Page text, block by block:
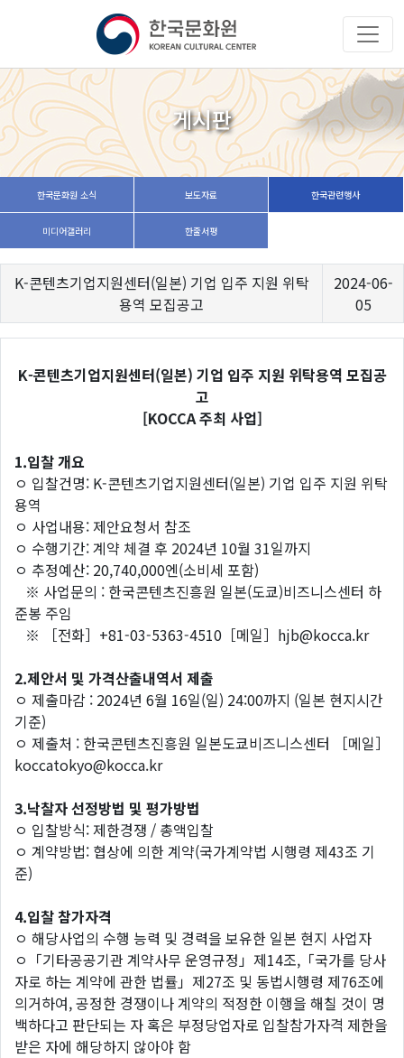
게시판
한국문화원 소식 보도자료 한국관련행사
미디어갤러리 한줄서평
K-콘텐츠기업지원센터(일본) 기업 입주 지원 위탁
용역 모집공고
2024-06-
05
K-콘텐츠기업지원센터(일본) 기업 입주 지원 위탁용역 모집공
고
[KOCCA 주최 사업]
1.입찰 개요
ㅇ 입찰건명: K-콘텐츠기업지원센터(일본) 기업 입주 지원 위탁
용역
ㅇ 사업내용: 제안요청서 참조
ㅇ 수행기간: 계약 체결 후 2024년 10월 31일까지
ㅇ 추정예산: 20,740,000엔(소비세 포함)
※ 사업문의 : 한국콘텐츠진흥원 일본(도쿄)비즈니스센터 하
준봉 주임
※ ［전화］+81-03-5363-4510［메일］hjb@kocca.kr
2.제안서 및 가격산출내역서 제출
ㅇ 제출마감 : 2024년 6월 16일(일) 24:00까지 (일본 현지시간
기준)
ㅇ 제출처 : 한국콘텐츠진흥원 일본도쿄비즈니스센터 ［메일］
koccatokyo@kocca.kr
3.낙찰자 선정방법 및 평가방법
ㅇ 입찰방식: 제한경쟁 / 총액입찰
ㅇ 계약방법: 협상에 의한 계약(국가계약법 시행령 제43조 기
준)
4.입찰 참가자격
ㅇ 해당사업의 수행 능력 및 경력을 보유한 일본 현지 사업자
ㅇ「기타공공기관 계약사무 운영규정」제14조,「국가를 당사
자로 하는 계약에 관한 법률」제27조 및 동법시행령 제76조에
의거하여, 공정한 경쟁이나 계약의 적정한 이행을 해칠 것이 명
백하다고 판단되는 자 혹은 부정당업자로 입찰참가자격 제한을
받은 자에 해당하지 않아야 함